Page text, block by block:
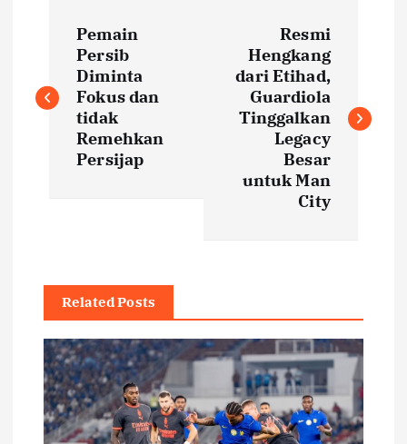
s
v
g
a
Pemain
Persib
Diminta
Fokus dan
tidak
Remehkan
Persijap
Resmi
Hengkang
dari Etihad,
Guardiola
Tinggalkan
Legacy
Besar
untuk Man
City
Related Posts